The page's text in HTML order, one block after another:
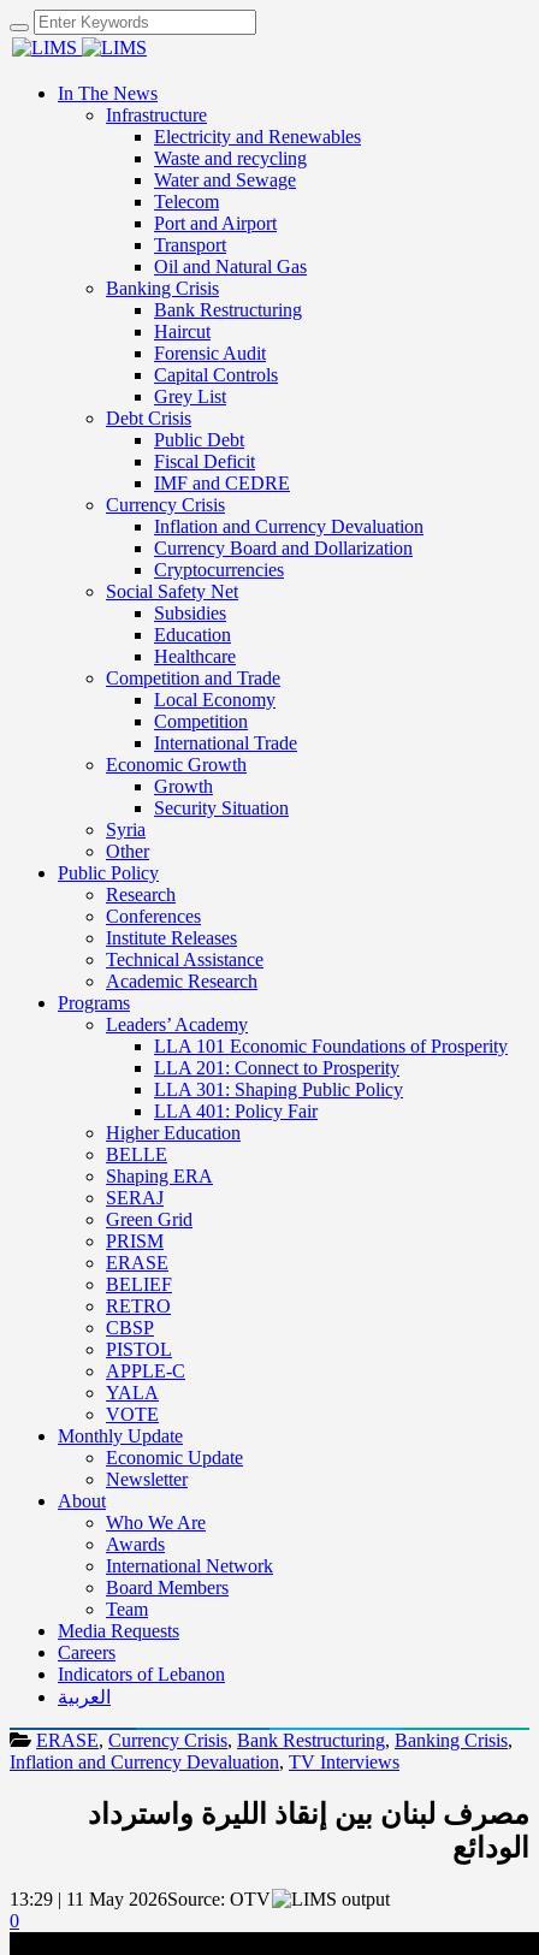
In The News
Infrastructure
Electricity and Renewables
Waste and recycling
Water and Sewage
Telecom
Port and Airport
Transport
Oil and Natural Gas
Banking Crisis
Bank Restructuring
Haircut
Forensic Audit
Capital Controls
Grey List
Debt Crisis
Public Debt
Fiscal Deficit
IMF and CEDRE
Currency Crisis
Inflation and Currency Devaluation
Currency Board and Dollarization
Cryptocurrencies
Social Safety Net
Subsidies
Education
Healthcare
Competition and Trade
Local Economy
Competition
International Trade
Economic Growth
Growth
Security Situation
Syria
Other
Public Policy
Research
Conferences
Institute Releases
Technical Assistance
Academic Research
Programs
Leaders’ Academy
LLA 101 Economic Foundations of Prosperity
LLA 201: Connect to Prosperity
LLA 301: Shaping Public Policy
LLA 401: Policy Fair
Higher Education
BELLE
Shaping ERA
SERAJ
Green Grid
PRISM
ERASE
BELIEF
RETRO
CBSP
PISTOL
APPLE-C
YALA
VOTE
Monthly Update
Economic Update
Newsletter
About
Who We Are
Awards
International Network
Board Members
Team
Media Requests
Careers
Indicators of Lebanon
العربية
ERASE, Currency Crisis, Bank Restructuring, Banking Crisis,
Inflation and Currency Devaluation, TV Interviews
مصرف لبنان بين إنقاذ الليرة واسترداد
الودائع
13:29 | 11 May 2026Source: OTV
0